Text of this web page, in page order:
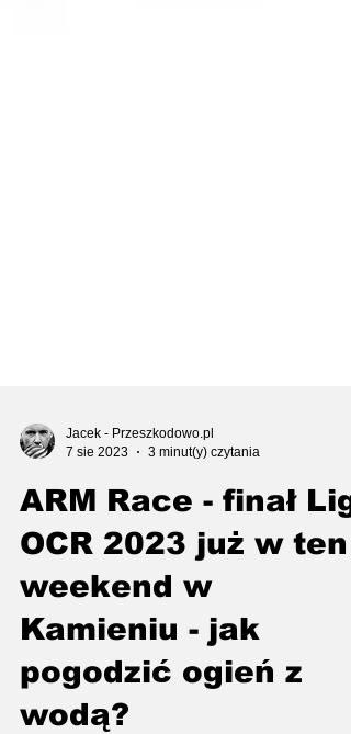
7 sie 2023
3 minut(y) czytania
ARM Race - finał Ligi
OCR 2023 już w ten
weekend w
Kamieniu - jak
pogodzić ogień z